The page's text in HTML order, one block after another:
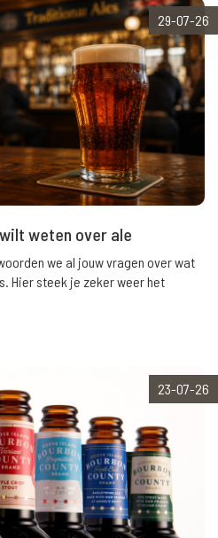
29-07-26
weten over ale
we al jouw vragen over wat
Hier steek je zeker weer het
23-07-26